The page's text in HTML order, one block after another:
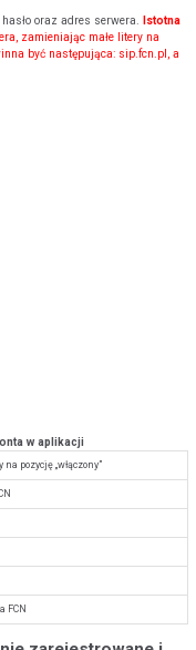
oraz adres serwera.Istotna
zamieniając małe litery na
być następująca: sip.fcn.pl, a
w aplikacji
pozycję „włączony”
FCN